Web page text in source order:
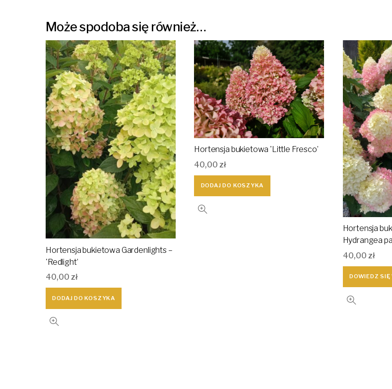
Może spodoba się również…
Hortensja bukietowa Gardenlights –
'Redlight’
40,00 zł
DODAJ DO KOSZYKA
Hortensja bukietowa 'Little Fresco’
40,00 zł
DODAJ DO KOSZYKA
Hortensja
Hydrangea
40,00 zł
DOWIEDZ SIĘ